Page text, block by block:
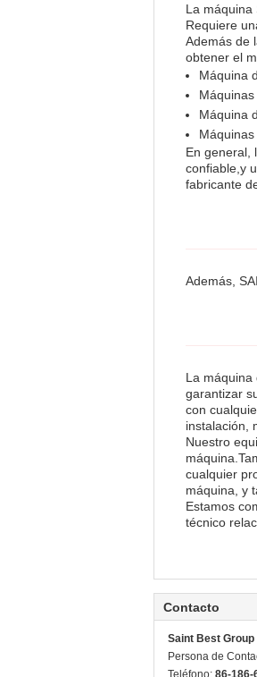
La máquina
Requiere
Además de
obtener el
Máquina
Máquina
En general,
confiable,y
fabricante
Además,
La máquina
garantizar
con
instalación,
Nuestro
cualquier
máquina, y
Estamos
técnico
Contacto
Saint Best Group
Persona de
Teléfono: 86-186-